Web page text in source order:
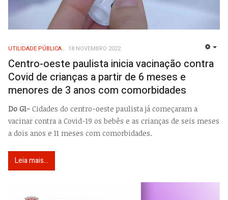
UTILIDADE PÚBLICA 18 NOVEMBRO 2022
Centro-oeste paulista inicia vacinação contra
Covid de crianças a partir de 6 meses e
menores de 3 anos com comorbidades
Do G1- Cidades do centro-oeste paulista já começaram a
vacinar contra a Covid-19 os bebês e as crianças de seis meses
a dois anos e 11 meses com comorbidades.
Leia mais...